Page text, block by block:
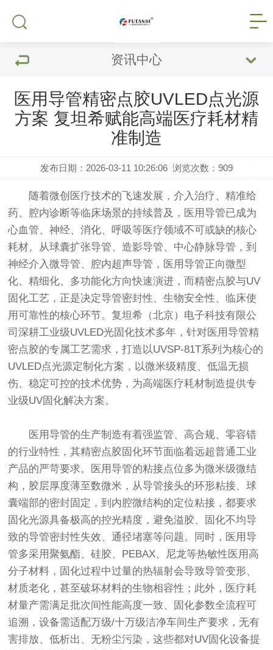
资讯中心
医用导管精密点胶UVLED点光源
方案 复坦希赋能高端医疗耗材精
准制造
发布日期：2026-03-11 10:26:06 浏览次数：909
随着微创医疗技术的飞速发展，介入治疗、精准给
药、腔内诊断等临床场景的持续普及，医用导管已成为
心血管、神经、消化、呼吸等医疗领域不可或缺的核心
耗材。从球囊扩张导管、造影导管、中心静脉导管，到
神经介入微导管、腔内超声导管，医用导管正向微型
化、精细化、多功能化方向快速演进，而精密点胶与UV
固化工艺，正是决定导管密封性、生物安全性、临床使
用可靠性的核心环节。复坦希（北京）电子科技有限公
司深耕工业级UVLED光固化技术多年，针对医用导管精
密点胶的专属工艺需求，打造以UVSP-81T系列为核心的
UVLED点光源定制化方案，以微米级精度、低温无损
伤、稳定可控的技术优势，为高端医疗耗材制造提供专
业级UV固化解决方案。
医用导管的生产制造有着强监管、高合规、零容错
的行业特性，其精密点胶固化环节面临着远超普通工业
产品的严苛要求。医用导管的粘接点位多为微米级微结
构，胶层厚度薄至数微米，从导管接头的环形粘接、球
囊端部的密封固定，到内腔微结构的定位粘接，都要求
固化光源具备极高的控光精度，避免溢胶、固化不均导
致的导管密封性失效、通径堵塞等问题。同时，医用导
管多采用聚氨酯、硅胶、PEBAX、尼龙等热敏性医用高
分子材料，固化过程中过量的热辐射会导致导管变形、
材质老化，甚至破坏材料的生物相容性；此外，医疗耗
材量产需满足批次间性能高度一致、固化参数全流程可
追溯，设备需适配万级/十万级洁净车间生产要求，无有
害排放、低析出、无粉尘污染，这些都对UV固化设备提